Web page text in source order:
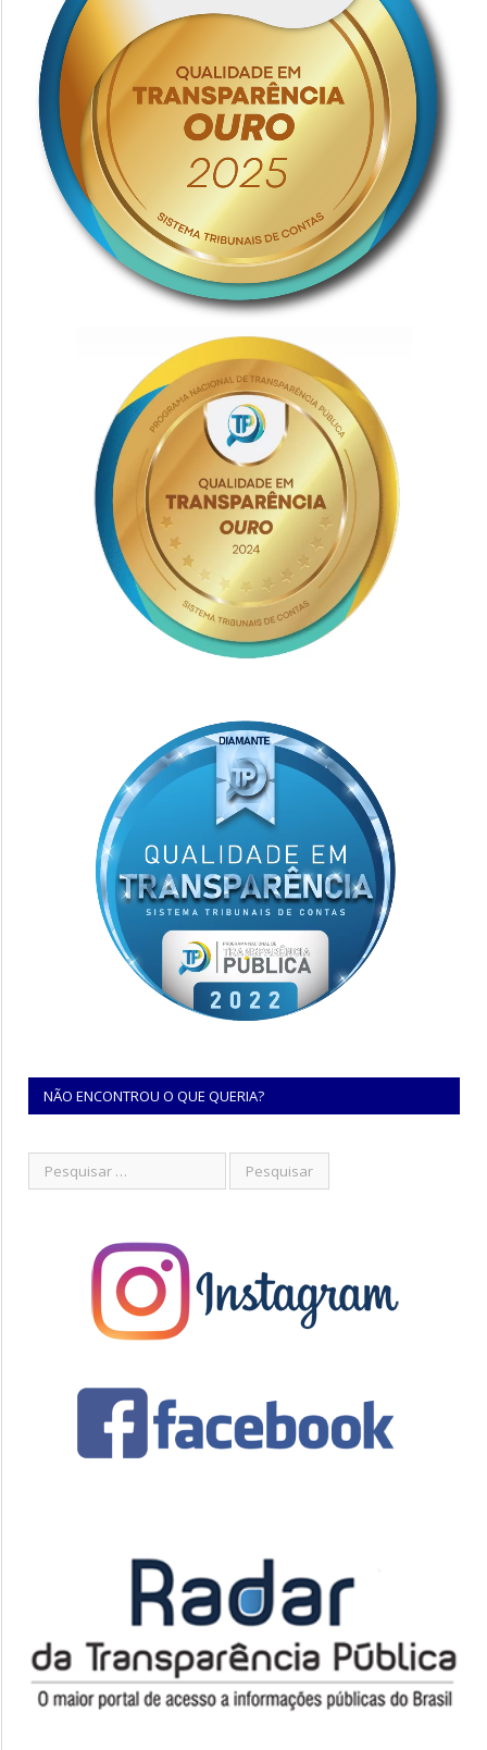
NÃO ENCONTROU O QUE QUERIA?